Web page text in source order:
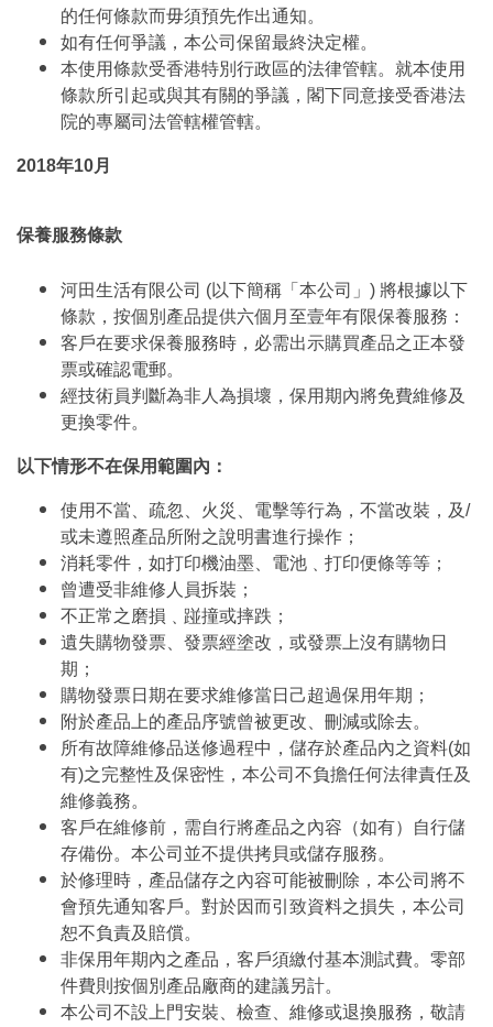
的任何條款而毋須預先作出通知。
如有任何爭議，本公司保留最終決定權。
本使用條款受香港特別行政區的法律管轄。就本使用
條款所引起或與其有關的爭議，閣下同意接受香港法
院的專屬司法管轄權管轄。
2018年10月
保養服務條款
河田生活有限公司 (以下簡稱「本公司」) 將根據以下
條款，按個別產品提供六個月至壹年有限保養服務：
客戶在要求保養服務時，必需出示購買產品之正本發
票或確認電郵。
經技術員判斷為非人為損壞，保用期內將免費維修及
更換零件。
以下情形不在保用範圍內：
使用不當、疏忽、火災、電擊等行為，不當改裝，及/
或未遵照產品所附之說明書進行操作；
消耗零件，如打印機油墨、電池﹑打印便條等等；
曾遭受非維修人員拆裝；
不正常之磨損﹑踫撞或摔跌；
遺失購物發票、發票經塗改，或發票上沒有購物日
期；
購物發票日期在要求維修當日己超過保用年期；
附於產品上的產品序號曾被更改、刪減或除去。
所有故障維修品送修過程中，儲存於產品內之資料(如
有)之完整性及保密性，本公司不負擔任何法律責任及
維修義務。
客戶在維修前，需自行將產品之內容（如有）自行儲
存備份。本公司並不提供拷貝或儲存服務。
於修理時，產品儲存之內容可能被刪除，本公司將不
會預先通知客戶。對於因而引致資料之損失，本公司
恕不負責及賠償。
非保用年期內之產品，客戶須繳付基本測試費。零部
件費則按個別產品廠商的建議另計。
本公司不設上門安裝、檢查、維修或退換服務，敬請